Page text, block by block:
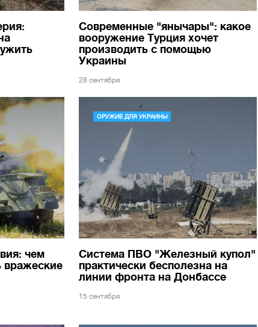
Современные "янычары": какое
вооружение Турция хочет
производить с помощью
Украины
28 сентября
чем
ОРУЖИЕ ДЛЯ УКРАИНЫ
Система ПВО "Железный купол"
практически бесполезна на
линии фронта на Донбассе
15 сентября